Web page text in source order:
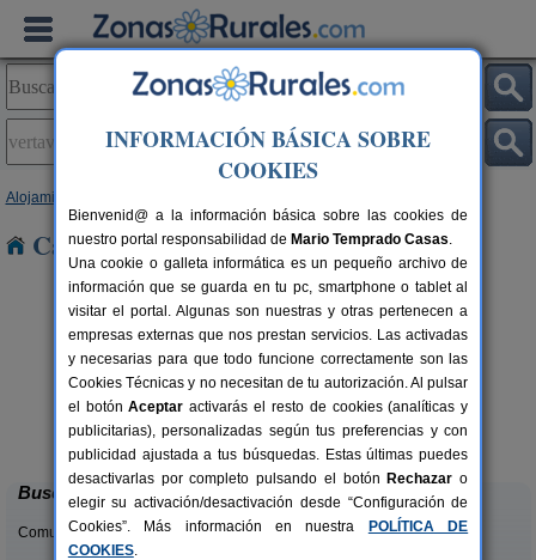
Alojamientos
Casas Rurales en Vertavillo
10+1 pers.
desde30 €
Casa Calderón
Brañosera (Palencia)
Buscar
Comunidades:
INFORMACIÓN BÁSICA SOBRE
COOKIES
Bienvenid@ a la información básica sobre las cookies de
nuestro portal responsabilidad de Mario Temprado Casas.
Una cookie o galleta informática es un pequeño archivo de
información que se guarda en tu pc, smartphone o tablet al
visitar el portal. Algunas son nuestras y otras pertenecen a
empresas externas que nos prestan servicios. Las activadas
y necesarias para que todo funcione correctamente son las
Cookies Técnicas y no necesitan de tu autorización. Al pulsar
el botónAceptar activarás el resto de cookies (analíticas y
publicitarias), personalizadas según tus preferencias y con
publicidad ajustada a tus búsquedas. Estas últimas puedes
desactivarlas por completo pulsando el botón Rechazar o
elegir su activación/desactivación desde “Configuración de
Cookies”. Más información en nuestra
POLÍTICA DE
COOKIES.